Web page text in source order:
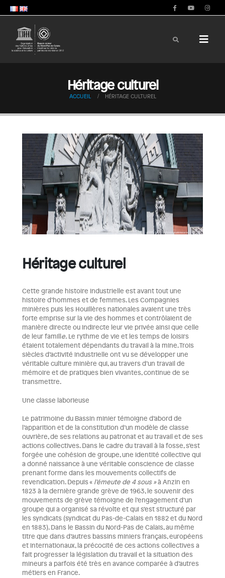
Héritage culturel
ACCUEIL HÉRITAGE CULTUREL
Héritage culturel
Cette grande histoire industrielle est avant tout une
histoire d’hommes et de femmes. Les Compagnies
minières puis les Houillères nationales avaient une très
forte emprise sur la vie des hommes et contrôlaient de
manière directe ou indirecte leur vie privée ainsi que celle
de leur famille.Le rythme de vie et les temps de loisirs
étaient totalement dépendants du travail à la mine. Trois
siècles d’activité industrielle ont vu se développer une
véritable culture minière qui, au travers d’un travail de
mémoire et de pratiques bien vivantes, continue de se
transmettre.
Une classe laborieuse
Le patrimoine du Bassin minier témoigne d’abord de
l’apparition et de la constitution d’un modèle de classe
ouvrière, de ses relations au patronat et au travail et de ses
actions collectives. Dans le cadre du travail à la fosse, s’est
forgée une cohésion de groupe, une identité collective qui
a donné naissance à une véritable conscience de classe
prenant forme dans les mouvements collectifs de
revendication. Depuis « l’émeute de 4 sous »à Anzin en
1823 à la dernière grande grève de 1963, le souvenir des
mouvements de grève témoigne de l’engagement d’un
groupe qui a organisé sa révolte et qui s’est structuré par
les syndicats (syndicat du Pas-de-Calais en 1882 et du Nord
en 1883). Dans le Bassin du Nord-Pas de Calais, au même
titre que dans d’autres bassins miniers français, européens
et internationaux, la précocité de ces actions collectives a
fait progresser la législation du travail et la situation des
mineurs a parfois été très en avance comparée à d’autres
métiers en France.